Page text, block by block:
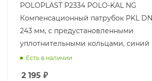
POLOPLAST P2334 POLO-KAL NG
Компенсационный патрубок PKL
243 мм, с предустановленными
уплотнительными кольцами, синий
Есть в наличии
2 195 ₽